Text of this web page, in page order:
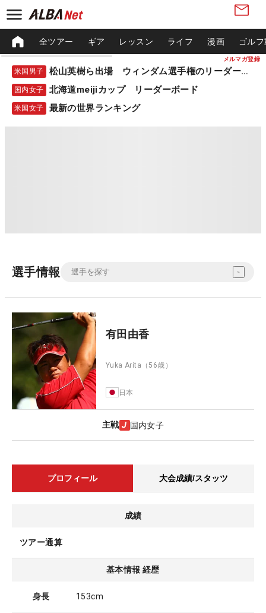
メルマガ登録
全ツアー ギア レッスン ライフ 漫画 ゴル
米国男子 松山英樹ら出場 ウィンダム選手権のリーダーボード
国内女子 北海道meijiカップ リーダーボード
米国女子 最新の世界ランキング
選手情報
有田由香
Yuka Arita （56歳）
日本
主戦 国内女子
プロフィール 大会成績/スタッツ
成績
ツアー通算
基本情報 経歴
身長 153cm